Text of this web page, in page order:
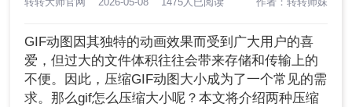
GIF动图因其独特的动画效果而受到广大用户的喜
爱，但过大的文件体积往往会带来存储和传输上的
不便。因此，压缩GIF动图大小成为了一个常见的需
求。那么gif怎么压缩大小呢？本文将介绍两种压缩